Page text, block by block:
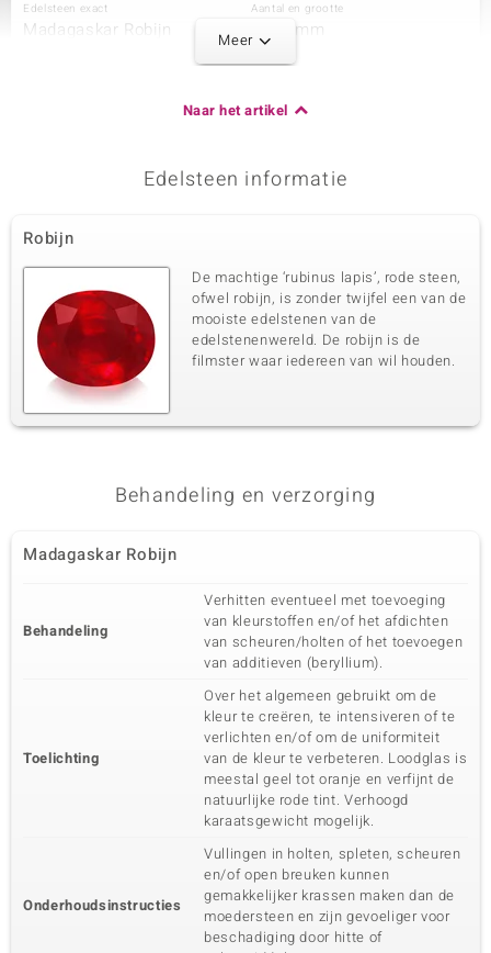
Edelsteen exact
Madagaskar Robijn
Aantal en grootte
2 à 6 mm
Herkomst
Madagaskar Robijn
Karaatgewicht som
1,425 ct
Slijpvorm
Rond geslepen
Zetting
Bezel
Herkomst
Madagaskar
Meer
Naar het artikel
Edelsteen informatie
Robijn
De machtige ‘rubinus lapis’, rode steen,
ofwel robijn, is zonder twijfel een van de
mooiste edelstenen van de
edelstenenwereld. De robijn is de
filmster waar iedereen van wil houden.
Behandeling en verzorging
Madagaskar Robijn
Behandeling
Verhitten eventueel met toevoeging
van kleurstoffen en/of het afdichten
van scheuren/holten of het toevoegen
van additieven (beryllium).
Toelichting
Over het algemeen gebruikt om de
kleur te creëren, te intensiveren of te
verlichten en/of om de uniformiteit
van de kleur te verbeteren. Loodglas is
meestal geel tot oranje en verfijnt de
natuurlijke rode tint. Verhoogd
karaatsgewicht mogelijk.
Onderhoudsinstructies
Vullingen in holten, spleten, scheuren
en/of open breuken kunnen
gemakkelijker krassen maken dan de
moedersteen en zijn gevoeliger voor
beschadiging door hitte of